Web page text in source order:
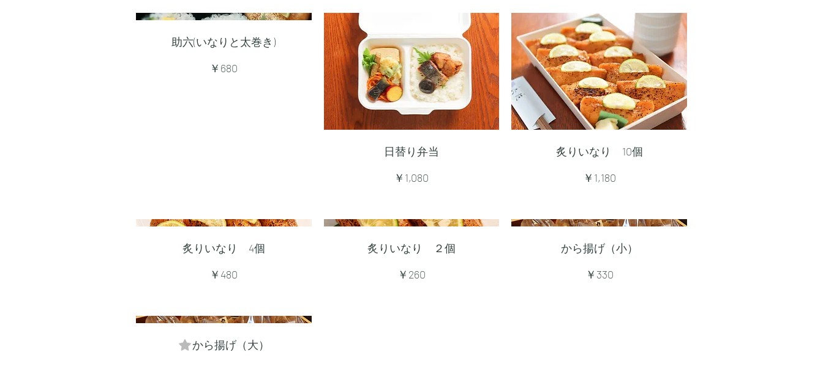
助六(いなりと太巻き)
￥680
日替り弁当
￥1,080
炙りいなり 10個
￥1,180
炙りいなり 4個
￥480
炙りいなり ２個
￥260
から揚げ（小）
￥330
から揚げ（大）